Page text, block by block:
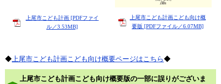
上尾市こども計画 [PDFファイ
ル／3.53MB]
上尾市こども計画こども向け概
要版 [PDFファイル／6.07MB]
◆上尾市こども計画こども向け概要ページはこちら◆
上尾市こども計画こども向け概要版の一部に誤りがございま